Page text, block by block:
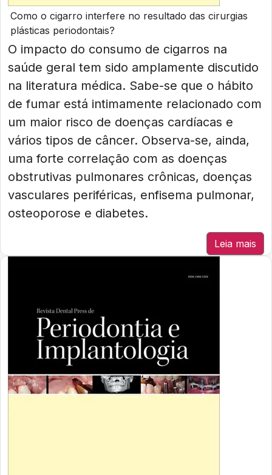
Como o cigarro interfere no resultado das cirurgias
plásticas periodontais?
O impacto do consumo de cigarros na
saúde geral tem sido amplamente discutido
na literatura médica. Sabe-se que o hábito
de fumar está intimamente relacionado com
um maior risco de doenças cardíacas e
vários tipos de câncer. Observa-se, ainda,
uma forte correlação com as doenças
obstrutivas pulmonares crônicas, doenças
vasculares periféricas, enfisema pulmonar,
osteoporose e diabetes.
Leia mais